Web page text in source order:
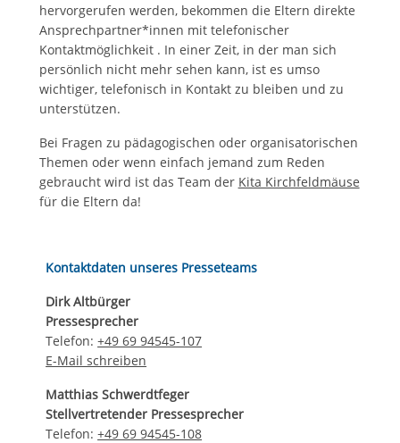
hervorgerufen werden, bekommen die Eltern direkte
Ansprechpartner*innen mit telefonischer
Kontaktmöglichkeit . In einer Zeit, in der man sich
persönlich nicht mehr sehen kann, ist es umso
wichtiger, telefonisch in Kontakt zu bleiben und zu
unterstützen.
Bei Fragen zu pädagogischen oder organisatorischen
Themen oder wenn einfach jemand zum Reden
gebraucht wird ist das Team der Kita Kirchfeldmäuse
für die Eltern da!
Kontaktdaten unseres Presseteams
Dirk Altbürger
Pressesprecher
Telefon:+49 69 94545-107
E-Mail schreiben
Matthias Schwerdtfeger
Stellvertretender Pressesprecher
Telefon:+49 69 94545-108